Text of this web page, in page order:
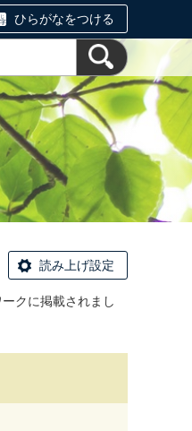
ひらがなをつける
読み上げ設定
クに掲載されまし